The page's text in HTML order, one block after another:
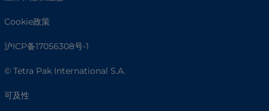
Cookie政策
沪ICP备17056308号-1
© Tetra Pak International S.A.
可及性